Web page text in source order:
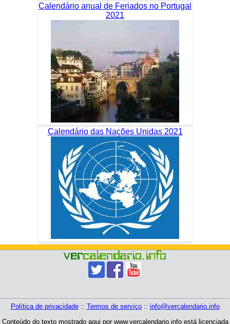
Calendário anual de Feriados no Portugal
2021
Calendário das Nações Unidas 2021
Política de privacidade:: Termos de serviço:: info@vercalendario.info
Conteúdo do texto mostrado aqui por www.vercalendario.info está licenciada